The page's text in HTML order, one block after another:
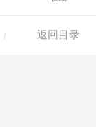
/ 返回目录